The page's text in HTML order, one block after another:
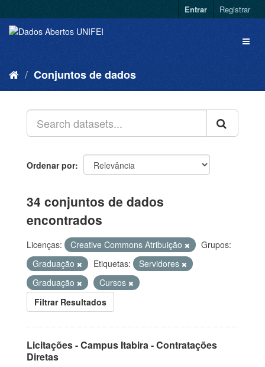
Entrar Registrar
Conjuntos de dados
Ordenar por
34 conjuntos de dados
encontrados
Licenças: Creative Commons Atribuição
Grupos:
Graduação
Etiquetas:
Servidores
Graduação
Cursos
Filtrar Resultados
Licitações - Campus Itabira - Contratações
Diretas